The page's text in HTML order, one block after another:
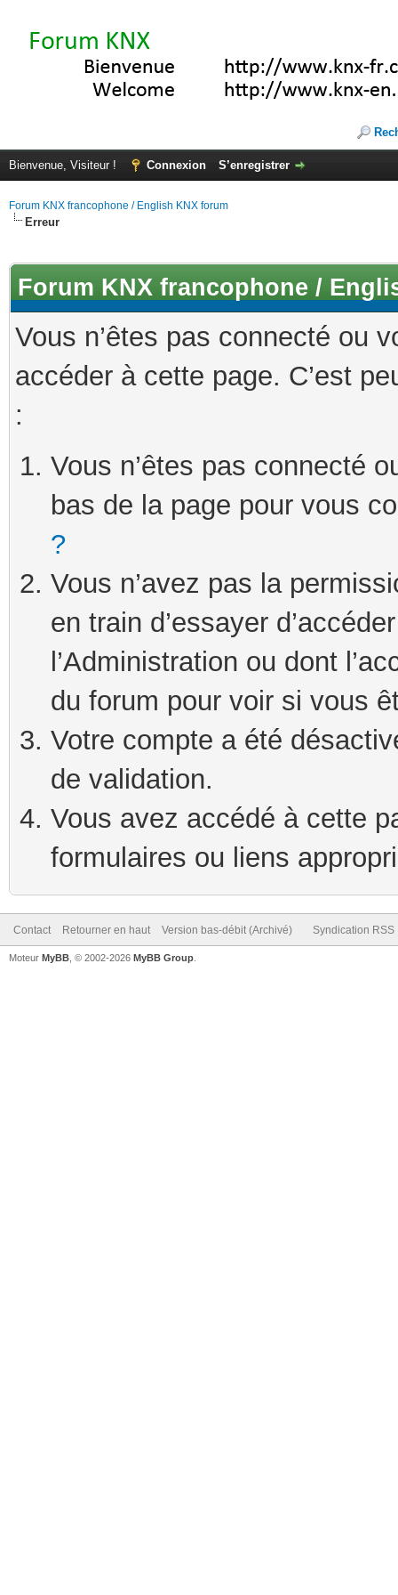
Bienvenue, Visiteur ! Connexion S’enregistrer
Forum KNX francophone / English KNX forum
Erreur
Forum KNX francophone /
Vous n’êtes pas connecté ou
accéder à cette page. C’est
:
Vous n’êtes pas connecté
bas de la page pour vous
?
Vous n’avez pas la
en train d’essayer
l’Administration ou dont
du forum pour voir si vous
Votre compte a été
de validation.
Vous avez accédé à cette
formulaires ou liens
Contact Retourner en haut Version bas-débit (Archivé) Syndication RSS
Moteur MyBB , © 2002-2026 MyBB Group